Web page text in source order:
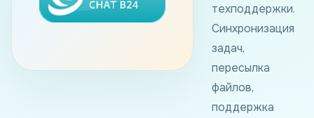
техподдержки.
Синхронизация
задач,
пересылка
файлов,
поддержка